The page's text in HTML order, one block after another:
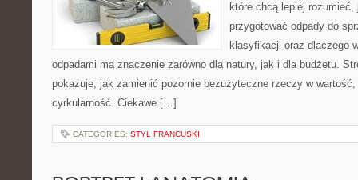
które chcą lepiej rozumieć,
przygotować odpady do
klasyfikacji oraz dlaczego
odpadami ma znaczenie zarówno dla natury, jak i dla budżetu.
pokazuje, jak zamienić pozornie bezużyteczne rzeczy w
cyrkularność. Ciekawe […]
CATEGORIES: STYL FRANCUSKI